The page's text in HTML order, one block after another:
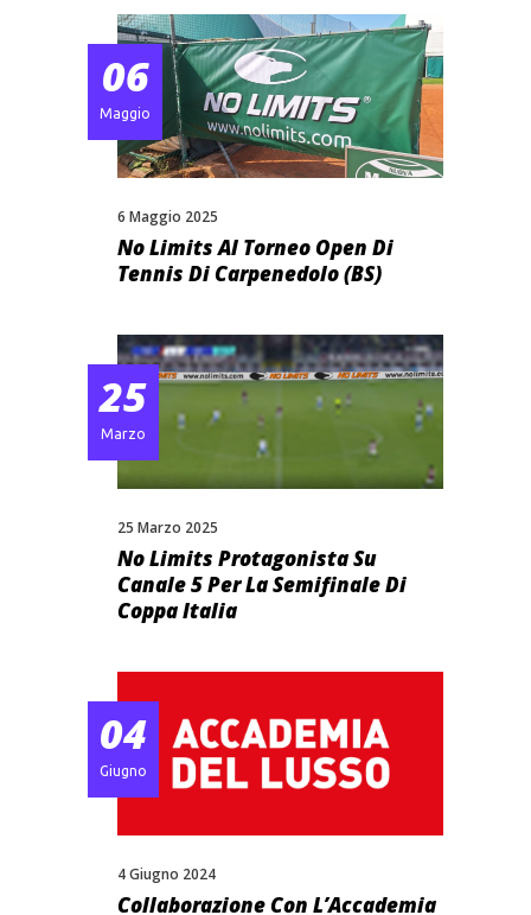
06
Maggio
6 Maggio 2025
No Limits Al Torneo Open Di
Tennis Di Carpenedolo (BS)
25
Marzo
25 Marzo 2025
No Limits Protagonista Su
Canale 5 Per La Semifinale Di
Coppa Italia
04
Giugno
4 Giugno 2024
Collaborazione Con L’Accademia